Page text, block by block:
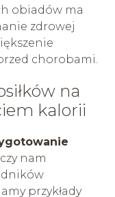
obiadów ma
zdrowej
chorobami.
na
kalorii
nam
przykłady